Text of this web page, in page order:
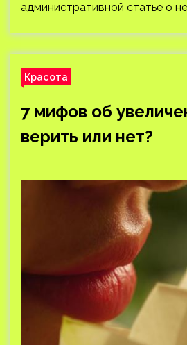
административной статье о
Красота
7 мифов об
верить или нет?